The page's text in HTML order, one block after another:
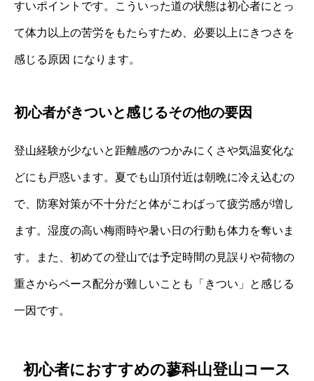
すいポイントです。こういった道の状態は初心者にとっ
て体力以上の苦労をもたらすため、必要以上にきつさを
感じる原因 になります。
初心者がきついと感じるその他の要因
登山経験が少ないと距離感のつかみにくさや気温変化な
どにも戸惑います。夏でも山頂付近は朝晩に冷え込むの
で、防寒対策が不十分だと体がこわばって疲労感が増し
ます。湿度の高い梅雨時や暑い日の行動も体力を奪いま
す。また、初めての登山では予定時間の見誤りや荷物の
重さからペース配分が難しいことも「きつい」と感じる
一因です。
初心者におすすめの蓼科山登山コース